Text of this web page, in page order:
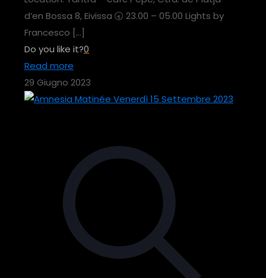
d’en Bossa 8, Eivissa 🕣 23.00 – 05.00 Lights by
Francesco […]
Do you like it?0
Read more
29 Giugno 2023